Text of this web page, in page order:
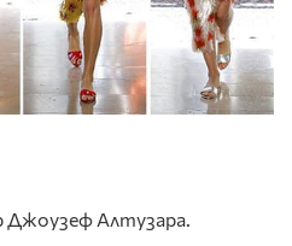
Джоузеф Алтузара.